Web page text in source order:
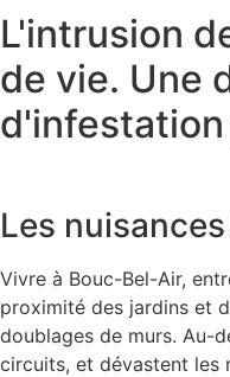
L'intrusion
de vie. Une
Les
Vivre à Bouc-Bel-Air,
proximité des jardins et
doublages de murs. Au-
circuits, et dévastent les